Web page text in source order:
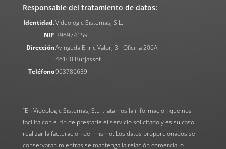
Responsable del tratamiento de datos:
Identidad:Videologic Sistemas, S.L.
NIF B96974159
DirecciónAvinguda Enric Valor, 3 - Oficina 206A
46100 Burjassot
Teléfono963786659
“En Videologic Sistemas, S.L. tratamos la información que nos
facilita con el fin de prestarle el servicio solicitado y es su caso
realizar la facturación del mismo. Los datos proporcionados se
conservarán mientras se mantenga la relación comercial o